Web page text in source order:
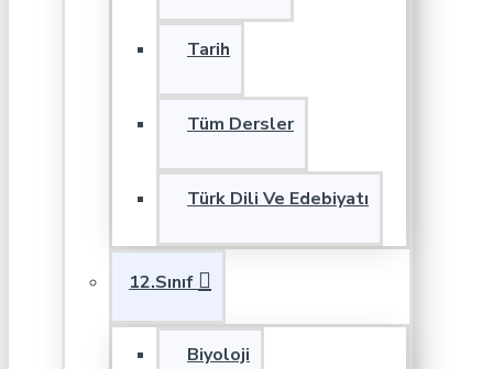
Tarih
Tüm Dersler
Türk Dili Ve Edebiyatı
12.Sınıf
Biyoloji